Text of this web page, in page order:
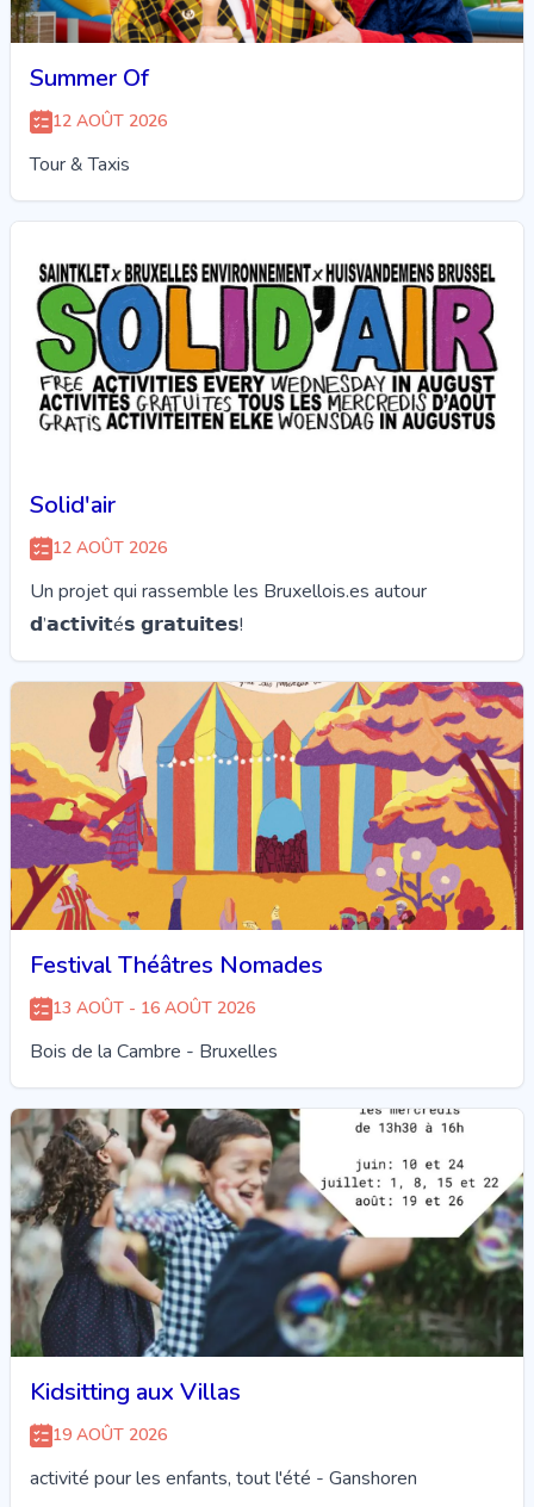
Summer Of
12 AOÛT 2026
Tour & Taxis
Solid'air
12 AOÛT 2026
Un projet qui rassemble les Bruxellois.es autour
𝗱’𝗮𝗰𝘁𝗶𝘃𝗶𝘁é𝘀 𝗴𝗿𝗮𝘁𝘂𝗶𝘁𝗲𝘀!
Festival Théâtres Nomades
13 AOÛT - 16 AOÛT 2026
Bois de la Cambre - Bruxelles
Kidsitting aux Villas
19 AOÛT 2026
activité pour les enfants, tout l'été - Ganshoren